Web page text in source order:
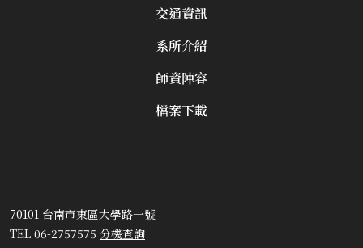
交通資訊
系所介紹
師資陣容
檔案下載
70101 台南市東區大學路一號
TEL 06-2757575 分機查詢